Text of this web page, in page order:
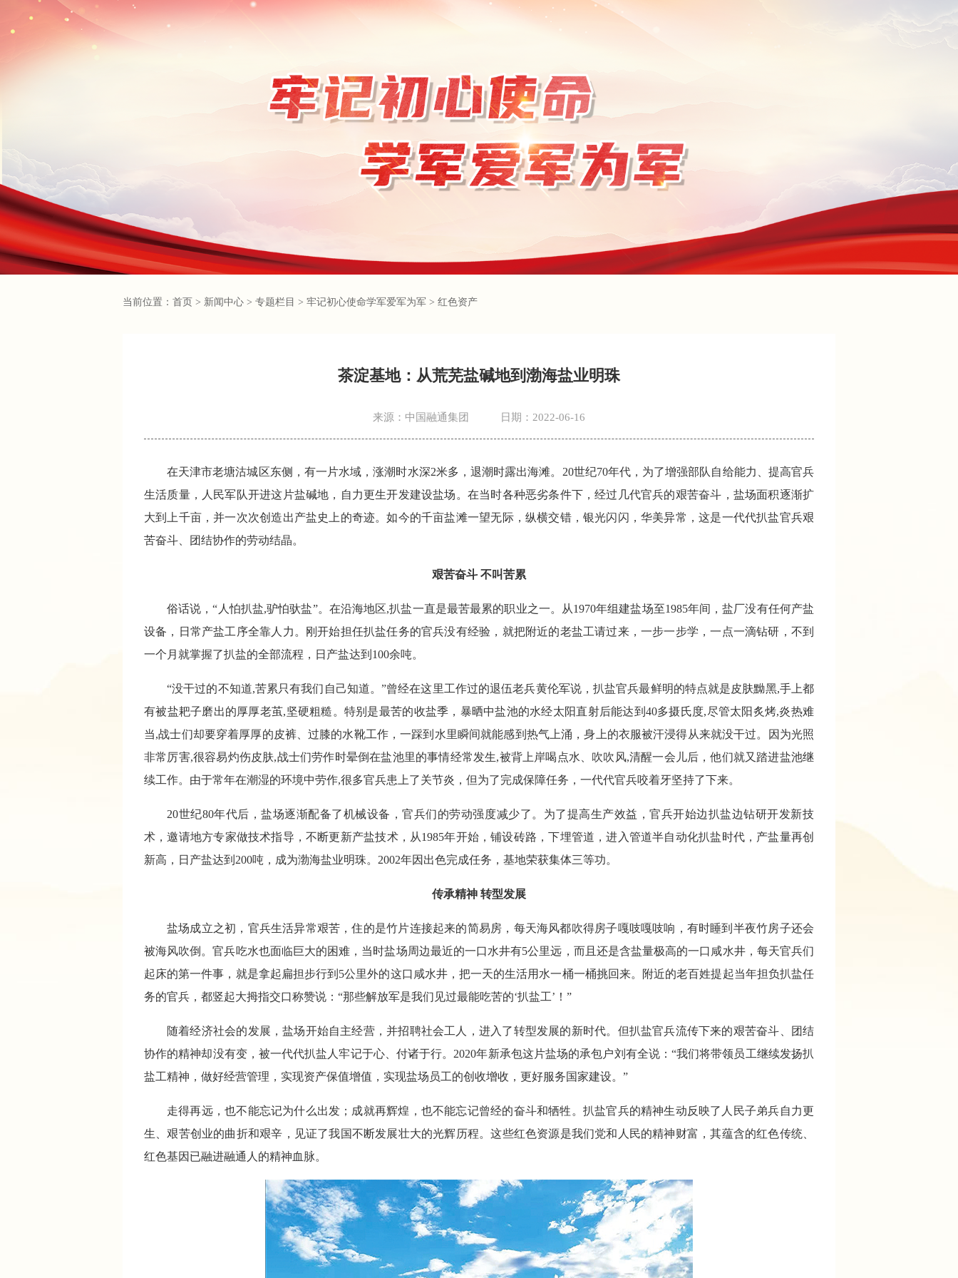
当前位置： 首页 > 新闻中心 > 专题栏目 > 牢记初心使命学军爱军为军 > 红色资产
茶淀基地：从荒芜盐碱地到渤海盐业明珠
来源：中国融通集团 日期：2022-06-16
在天津市老塘沽城区东侧，有一片水域，涨潮时水深2米多，退潮时露出海滩。20世纪70年代，为了增强部队自给能力、提高官兵
生活质量，人民军队开进这片盐碱地，自力更生开发建设盐场。在当时各种恶劣条件下，经过几代官兵的艰苦奋斗，盐场面积逐渐扩
大到上千亩，并一次次创造出产盐史上的奇迹。如今的千亩盐滩一望无际，纵横交错，银光闪闪，华美异常，这是一代代扒盐官兵艰
苦奋斗、团结协作的劳动结晶。
艰苦奋斗 不叫苦累
俗话说，“人怕扒盐,驴怕驮盐”。在沿海地区,扒盐一直是最苦最累的职业之一。从1970年组建盐场至1985年间，盐厂没有任何产盐
设备，日常产盐工序全靠人力。刚开始担任扒盐任务的官兵没有经验，就把附近的老盐工请过来，一步一步学，一点一滴钻研，不到
一个月就掌握了扒盐的全部流程，日产盐达到100余吨。
“没干过的不知道,苦累只有我们自己知道。”曾经在这里工作过的退伍老兵黄伦军说，扒盐官兵最鲜明的特点就是皮肤黝黑,手上都
有被盐耙子磨出的厚厚老茧,坚硬粗糙。特别是最苦的收盐季，暴晒中盐池的水经太阳直射后能达到40多摄氏度,尽管太阳炙烤,炎热难
当,战士们却要穿着厚厚的皮裤、过膝的水靴工作，一踩到水里瞬间就能感到热气上涌，身上的衣服被汗浸得从来就没干过。因为光照
非常厉害,很容易灼伤皮肤,战士们劳作时晕倒在盐池里的事情经常发生,被背上岸喝点水、吹吹风,清醒一会儿后，他们就又踏进盐池继
续工作。由于常年在潮湿的环境中劳作,很多官兵患上了关节炎，但为了完成保障任务，一代代官兵咬着牙坚持了下来。
20世纪80年代后，盐场逐渐配备了机械设备，官兵们的劳动强度减少了。为了提高生产效益，官兵开始边扒盐边钻研开发新技
术，邀请地方专家做技术指导，不断更新产盐技术，从1985年开始，铺设砖路，下埋管道，进入管道半自动化扒盐时代，产盐量再创
新高，日产盐达到200吨，成为渤海盐业明珠。2002年因出色完成任务，基地荣获集体三等功。
传承精神 转型发展
盐场成立之初，官兵生活异常艰苦，住的是竹片连接起来的简易房，每天海风都吹得房子嘎吱嘎吱响，有时睡到半夜竹房子还会
被海风吹倒。官兵吃水也面临巨大的困难，当时盐场周边最近的一口水井有5公里远，而且还是含盐量极高的一口咸水井，每天官兵们
起床的第一件事，就是拿起扁担步行到5公里外的这口咸水井，把一天的生活用水一桶一桶挑回来。附近的老百姓提起当年担负扒盐任
务的官兵，都竖起大拇指交口称赞说：“那些解放军是我们见过最能吃苦的‘扒盐工’！”
随着经济社会的发展，盐场开始自主经营，并招聘社会工人，进入了转型发展的新时代。但扒盐官兵流传下来的艰苦奋斗、团结
协作的精神却没有变，被一代代扒盐人牢记于心、付诸于行。2020年新承包这片盐场的承包户刘有全说：“我们将带领员工继续发扬扒
盐工精神，做好经营管理，实现资产保值增值，实现盐场员工的创收增收，更好服务国家建设。”
走得再远，也不能忘记为什么出发；成就再辉煌，也不能忘记曾经的奋斗和牺牲。扒盐官兵的精神生动反映了人民子弟兵自力更
生、艰苦创业的曲折和艰辛，见证了我国不断发展壮大的光辉历程。这些红色资源是我们党和人民的精神财富，其蕴含的红色传统、
红色基因已融进融通人的精神血脉。